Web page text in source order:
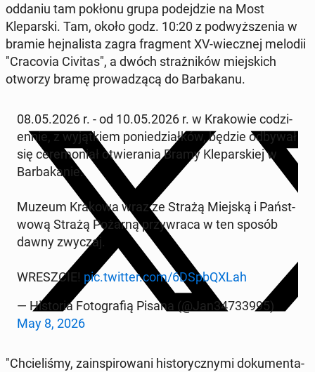
oddaniu tam pokłonu grupa pode­jdzie na Most
Klepars­ki. Tam, około godz. 10:20 z pod­wyższenia w
bramie hej­nal­ista zagra frag­ment XV-wiecznej melodii
"Cra­covia Civitas", a dwóch strażników miejs­kich
otworzy bramę prowadzącą do Bar­bakanu.
08.05.2026 r. - od 10.05.2026 r. w Krakowie codzi­
en­nie, z wyjątkiem poniedzi­ałków, będzie odbywał
się cer­e­mo­ni­ał otwiera­nia Bramy Kleparskiej w
Bar­bakanie.
Muzeum Krakowa wraz ze Strażą Miejską i Państ­
wową Strażą Pożarną przy­wraca w ten sposób
dawny zwyczaj.
WRESZ­CIE! pic.twitter.com/6DSp­bQXLah
— His­to­ria Fo­tografią Pisana (@Jan34733995)
May 8, 2026
"Chcieliśmy, zain­spirowani his­to­ryczny­mi doku­men­ta­